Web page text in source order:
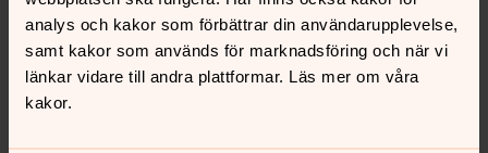
analys och kakor som förbättrar din användarupplevelse,
samt kakor som används för marknadsföring och när vi
länkar vidare till andra plattformar. Läs mer om våra
kakor.
Synpunkter eller frågor på sidans
innehåll?
boo.forsamling@svenskakyrkan.se